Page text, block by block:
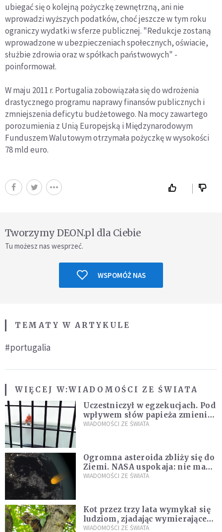
ubiegać się o kolejną pożyczkę zewnętrzną, ani nie
wprowadzi wyższych podatków, choć jeszcze w tym roku
ograniczy wydatki w sferze publicznej. "Redukcje zostaną
wprowadzone w ubezpieczeniach społecznych, oświacie,
służbie zdrowia oraz w spółkach państwowych" -
poinformował.
W maju 2011 r. Portugalia zobowiązała się do wdrożenia
drastycznego programu naprawy finansów publicznych i
zmniejszenia deficytu budżetowego. Na mocy zawartego
porozumienia z Unią Europejską i Międzynarodowym
Funduszem Walutowym otrzymała pożyczkę w wysokości
78 mld euro.
Tworzymy DEON.pl dla Ciebie
Tu możesz nas wesprzeć.
WSPOMÓŻ NAS
TEMATY W ARTYKULE
#portugalia
WIĘCEJ W:WIADOMOŚCI ZE ŚWIATA
Uczestniczył w egzekucjach. Pod
wpływem słów papieża zmienił
zdanie
WIADOMOŚCI ZE ŚWIATA
Ogromna asteroida zbliży się do
Ziemi. NASA uspokaja: nie ma
zagrożenia
WIADOMOŚCI ZE ŚWIATA
Kot przez trzy lata wymykał się
ludziom, zjadając wymierające
kaczki. W końcu popełnił
WIADOMOŚCI ZE ŚWIATA